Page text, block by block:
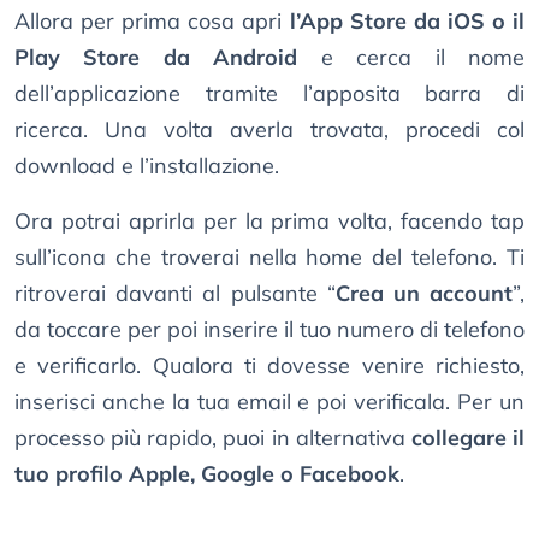
Allora per prima cosa apri l’App Store da iOS o il
Play Store da Android e cerca il nome
dell’applicazione tramite l’apposita barra di
ricerca. Una volta averla trovata, procedi col
download e l’installazione.
Ora potrai aprirla per la prima volta, facendo tap
sull’icona che troverai nella home del telefono. Ti
ritroverai davanti al pulsante “Crea un account”,
da toccare per poi inserire il tuo numero di telefono
e verificarlo. Qualora ti dovesse venire richiesto,
inserisci anche la tua email e poi verificala. Per un
processo più rapido, puoi in alternativa collegare il
tuo profilo Apple, Google o Facebook.